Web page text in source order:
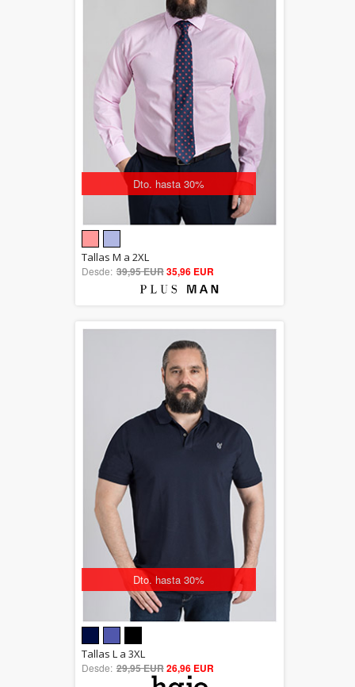
Dto. hasta 30%
out of 5
Tallas M a 2XL
Desde: 39,95 EUR35,96 EUR
Dto. hasta 30%
out of 5
Tallas L a 3XL
Desde: 29,95 EUR26,96 EUR